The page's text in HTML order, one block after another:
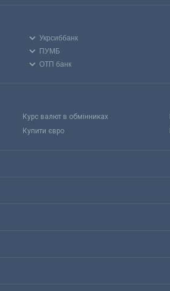
Укрсиббанк
ПУМБ
ОТП банк
Курс валют в обмінниках
Купити євро